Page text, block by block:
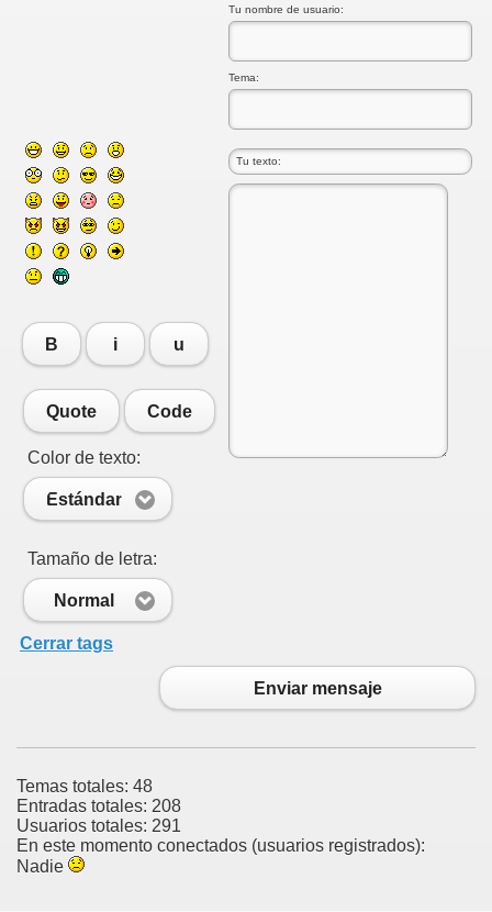
Tu nombre de usuario:
Tema:
B i u
Quote Code
Color de texto:
Estándar
Tamaño de letra:
Normal
Cerrar tags
Enviar mensaje
Temas totales: 48
Entradas totales: 208
Usuarios totales: 291
En este momento conectados (usuarios registrados):
Nadie